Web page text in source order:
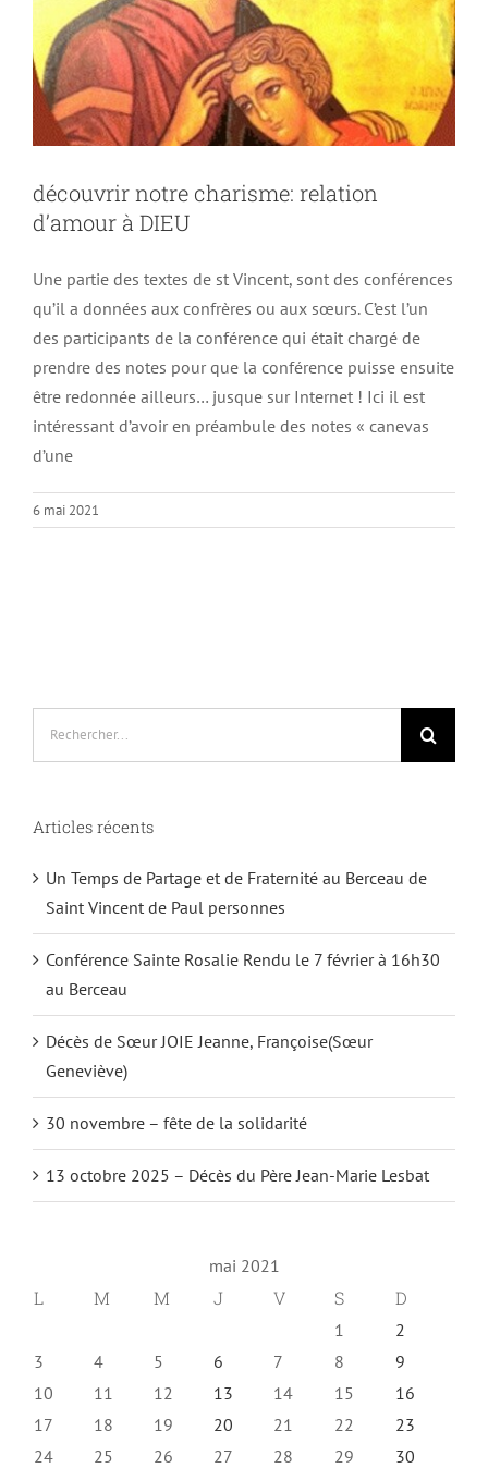
découvrir notre charisme: relation
d’amour à DIEU
Une partie des textes de st Vincent, sont des conférences
qu’il a données aux confrères ou aux sœurs. C’est l’un
des participants de la conférence qui était chargé de
prendre des notes pour que la conférence puisse ensuite
être redonnée ailleurs… jusque sur Internet ! Ici il est
intéressant d’avoir en préambule des notes « canevas
d’une
6 mai 2021
Articles récents
Un Temps de Partage et de Fraternité au Berceau de
Saint Vincent de Paul personnes
Conférence Sainte Rosalie Rendu le 7 février à 16h30
au Berceau
Décès de Sœur JOIE Jeanne, Françoise(Sœur
Geneviève)
30 novembre – fête de la solidarité
13 octobre 2025 – Décès du Père Jean-Marie Lesbat
mai 2021
L M M J V S D
1
2
3
4 5 6 7 8
9
10
11 12 13 14 15
16
17
18 19 20 21 22
23
24
25 26 27 28 29
30